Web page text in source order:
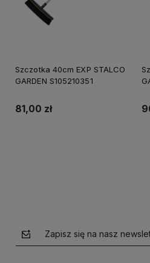
Szczotka 40cm EXP STALCO
GARDEN S105210351
81,00 zł
Zapisz się na nasz